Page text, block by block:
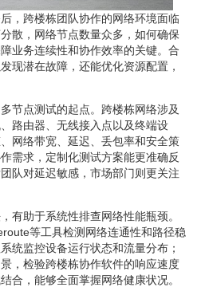
，跨楼栋团队协作的网络环境面临
散，网络节点数量众多，如何确保
业务连续性和协作效率的关键。合
现潜在故障，还能优化资源配置，
节点测试的起点。跨楼栋网络涉及
路由器、无线接入点以及终端设
网络带宽、延迟、丢包率和安全策
需求，定制化测试方案能更准确反
队对延迟敏感，市场部门则更关注
有助于系统性排查网络性能瓶颈。
等工具检测网络连通性和路径稳
统监控设备运行状态和流量分布；
，检验跨楼栋协作软件的响应速度
合，能够全面掌握网络健康状况。